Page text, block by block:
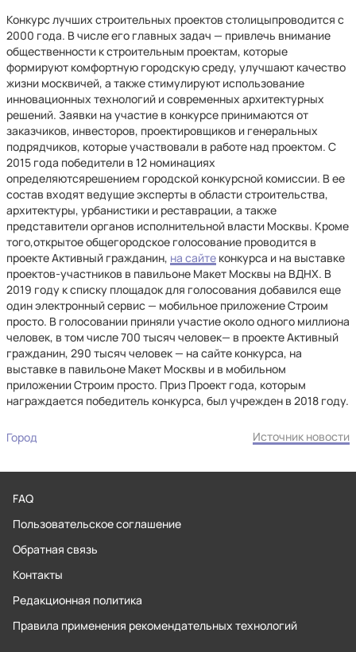
Конкурс лучших строительных проектов столицыпроводится с
2000 года. В числе его главных задач — привлечь внимание
общественности к строительным проектам, которые
формируют комфортную городскую среду, улучшают качество
жизни москвичей, а также стимулируют использование
инновационных технологий и современных архитектурных
решений. Заявки на участие в конкурсе принимаются от
заказчиков, инвесторов, проектировщиков и генеральных
подрядчиков, которые участвовали в работе над проектом. С
2015 года победители в 12 номинациях
определяютсярешением городской конкурсной комиссии. В ее
состав входят ведущие эксперты в области строительства,
архитектуры, урбанистики и реставрации, а также
представители органов исполнительной власти Москвы. Кроме
того,открытое общегородское голосование проводится в
проекте Активный гражданин, на сайте конкурса и на выставке
проектов-участников в павильоне Макет Москвы на ВДНХ. В
2019 году к списку площадок для голосования добавился еще
один электронный сервис — мобильное приложение Строим
просто. В голосовании приняли участие около одного миллиона
человек, в том числе 700 тысяч человек— в проекте Активный
гражданин, 290 тысяч человек — на сайте конкурса, на
выставке в павильоне Макет Москвы и в мобильном
приложении Строим просто. Приз Проект года, которым
награждается победитель конкурса, был учрежден в 2018 году.
Город Источник новости
FAQ
Пользовательское соглашение
Обратная связь
Контакты
Редакционная политика
Правила применения рекомендательных технологий